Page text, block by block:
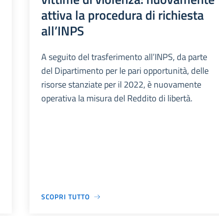
attiva la procedura di richiesta
all’INPS
A seguito del trasferimento all’INPS, da parte
del Dipartimento per le pari opportunità, delle
risorse stanziate per il 2022, è nuovamente
operativa la misura del Reddito di libertà.
SCOPRI TUTTO